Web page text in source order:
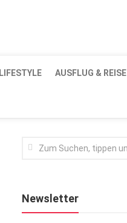
LIFESTYLE AUSFLUG & REISE
Newsletter